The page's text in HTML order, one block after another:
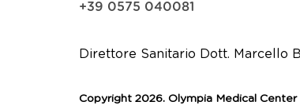
+39 0575 040081
Direttore Sanitario Dott. Marcello
Copyright 2026. Olympia Medical